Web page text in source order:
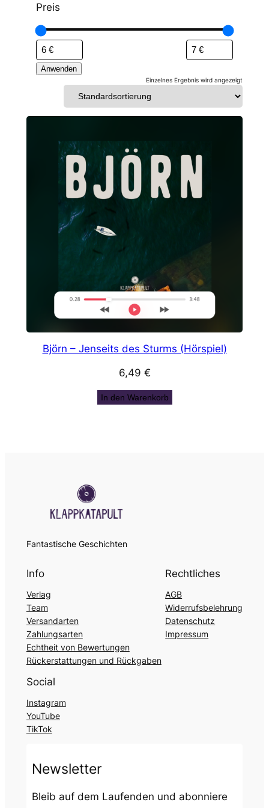
h
y
p
Preis
Anwenden
Einzelnes Ergebnis wird angezeigt
Björn – Jenseits des Sturms (Hörspiel)
6,49 €
In den Warenkorb
Fantastische Geschichten
Info
Verlag
Team
Versandarten
Zahlungsarten
Echtheit von Bewertungen
Rückerstattungen und Rückgaben
Rechtliches
AGB
Widerrufsbelehrung
Datenschutz
Impressum
Social
Instagram
YouTube
TikTok
Newsletter
Bleib auf dem Laufenden und abonniere